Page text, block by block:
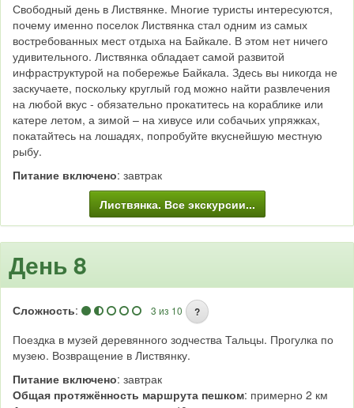
Свободный день в Листвянке. Многие туристы интересуются,
почему именно поселок Листвянка стал одним из самых
востребованных мест отдыха на Байкале. В этом нет ничего
удивительного. Листвянка обладает самой развитой
инфраструктурой на побережье Байкала. Здесь вы никогда не
заскучаете, поскольку круглый год можно найти развлечения
на любой вкус - обязательно прокатитесь на кораблике или
катере летом, а зимой – на хивусе или собачьих упряжках,
покатайтесь на лошадях, попробуйте вкуснейшую местную
рыбу.
Питание включено: завтрак
Листвянка. Все экскурсии...
День 8
Сложность: 3 из 10 ?
Поездка в музей деревянного зодчества Тальцы. Прогулка по
музею. Возвращение в Листвянку.
Питание включено: завтрак
Общая протяжённость маршрута пешком: примерно 2 км